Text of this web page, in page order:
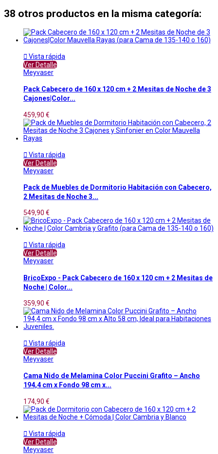
38 otros productos en la misma categoría:
 Vista rápida
Ver Detalle
Meyvaser
Pack Cabecero de 160 x 120 cm + 2 Mesitas de Noche de 3
Cajones|Color...
459,90 €
 Vista rápida
Ver Detalle
Meyvaser
Pack de Muebles de Dormitorio Habitación con Cabecero,
2 Mesitas de Noche 3...
549,90 €
 Vista rápida
Ver Detalle
Meyvaser
BricoExpo - Pack Cabecero de 160 x 120 cm + 2 Mesitas de
Noche | Color...
359,90 €
 Vista rápida
Ver Detalle
Meyvaser
Cama Nido de Melamina Color Puccini Grafito – Ancho
194,4 cm x Fondo 98 cm x...
174,90 €
 Vista rápida
Ver Detalle
Meyvaser